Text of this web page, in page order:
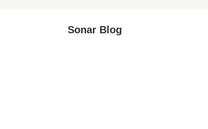
Sonar Blog